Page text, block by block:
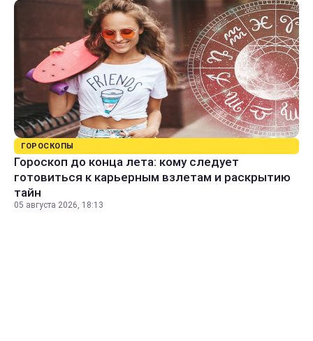
ГОРОСКОПЫ
Гороскоп до конца лета: кому следует
готовиться к карьерным взлетам и раскрытию
тайн
05 августа 2026, 18:13